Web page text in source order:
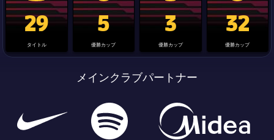
La Liga trophy
29
タイトル
Champions League trophy
5
優勝カップ
label.aria.clubworldcup
3
優勝カップ
国王杯
32
優勝カップ
メインクラブパートナー